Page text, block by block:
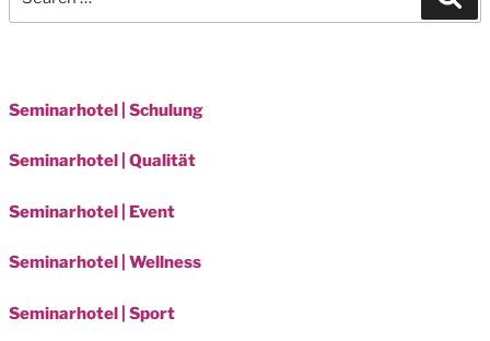
Seminarhotel | Schulung
Seminarhotel | Qualität
Seminarhotel | Event
Seminarhotel | Wellness
Seminarhotel | Sport